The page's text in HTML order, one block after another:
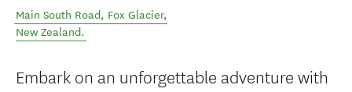
Main South Road, Fox Glacier,
New Zealand.
Embark on an unforgettable adventure with